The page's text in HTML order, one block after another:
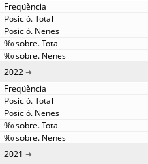
2022
2021